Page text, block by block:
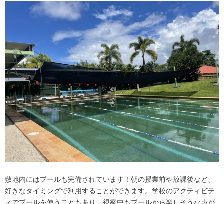
敷地内にはプールも完備されています！朝の授業前や放課後など、
好きなタイミングで利用することができます。学校のアクティビテ